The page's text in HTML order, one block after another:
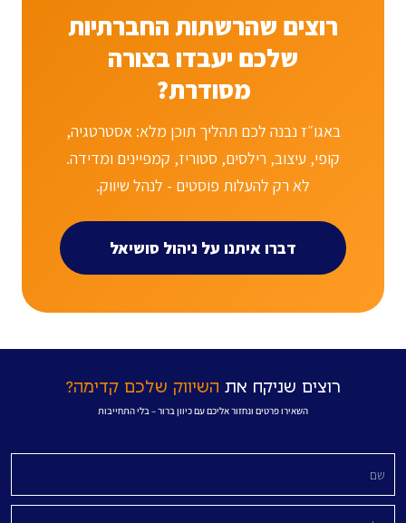
רוצים שהרשתות החברתיות
שלכם יעבדו בצורה
מסודרת?
באגו״ז נבנה לכם תהליך תוכן מלא: אסטרטגיה,
קופי, עיצוב, רילסים, סטוריז, קמפיינים ומדידה.
לא רק להעלות פוסטים - לנהל שיווק.
דברו איתנו על ניהול סושיאל
רוצים שניקח את השיווק שלכם קדימה?
השאירו פרטים ונחזור אליכם עם כיוון ברור – בלי התחייבות